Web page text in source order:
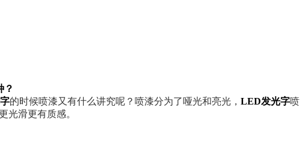
？
的时候喷漆又有什么讲究呢？喷漆分为了哑光和亮光， LED发光字喷
光滑更有质感。